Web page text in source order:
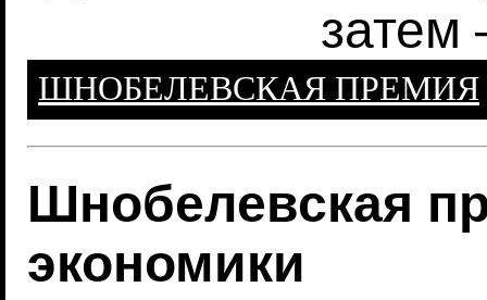
затем
ШНОБЕЛЕВСКАЯ ПРЕМИЯ
Шнобелевская
экономики